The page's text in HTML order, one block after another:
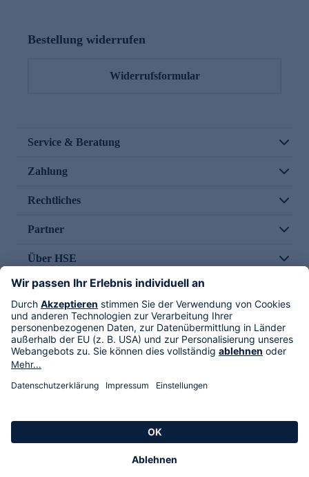
Bestellung widerrufen
Widerrufsformular
Service & Beratung
Zahlung
Rechtliches
Partner
Über HSE
Im TV
HSE International